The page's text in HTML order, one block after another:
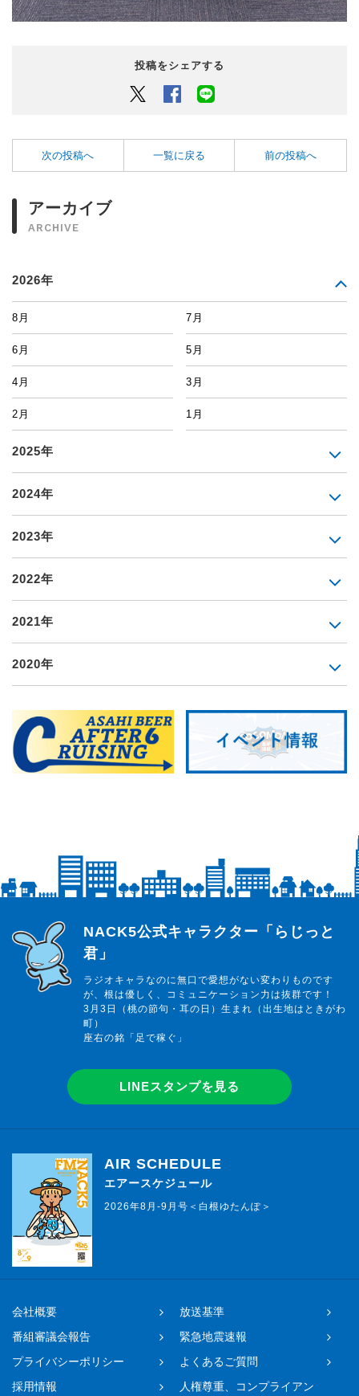
投稿をシェアする
Twitter Facebook
次の投稿へ 一覧に戻る 前の投稿へ
アーカイブ
ARCHIVE
2026年
8月 7月
6月 5月
4月 3月
2月 1月
2025年
2024年
2023年
2022年
2021年
2020年
らじっと君
NACK5公式キャラクター「らじっと
君」
ラジオキャラなのに無口で愛想がない変わりものです
が、根は優しく、コミュニケーション力は抜群です！
3月3日（桃の節句・耳の日）生まれ（出生地はときがわ
町）
座右の銘「足で稼ぐ」
LINEスタンプを見る
AIR SCHEDULE
エアースケジュール
2026年8月-9月号＜白根ゆたんぽ＞
会社概要
放送基準
番組審議会報告
緊急地震速報
プライバシーポリシー
よくあるご質問
採用情報
人権尊重、コンプライアン